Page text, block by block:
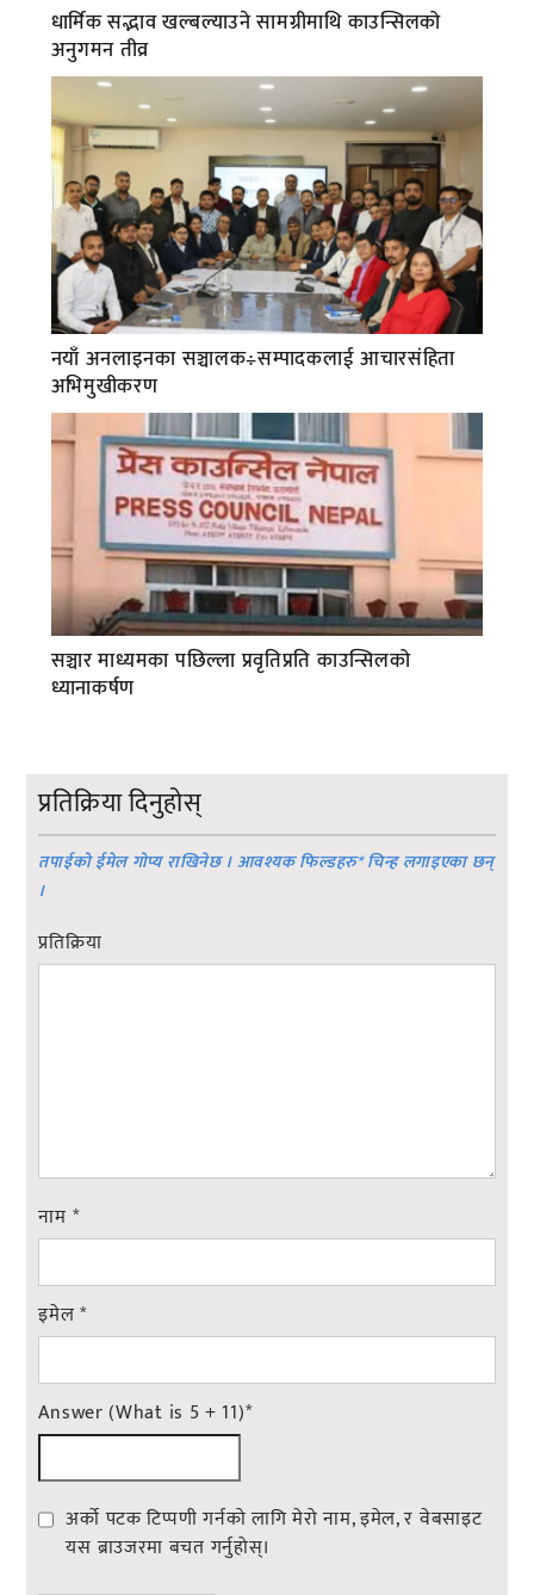
धार्मिक सद्भाव खल्बल्याउने सामग्रीमाथि काउन्सिलको
अनुगमन तीव्र
नयाँ अनलाइनका सञ्चालक÷सम्पादकलाई आचारसंहिता
अभिमुखीकरण
सञ्चार माध्यमका पछिल्ला प्रवृतिप्रति काउन्सिलको
ध्यानाकर्षण
प्रतिक्रिया दिनुहोस्
तपाईको ईमेल गोप्य राखिनेछ । आवश्यक फिल्डहरु*चिन्ह लगाइएका छन्
।
प्रतिक्रिया
नाम *
इमेल*
Answer (What is 5 + 11)*
अर्को पटक टिप्पणी गर्नको लागि मेरो नाम, इमेल, र वेबसाइट
यस ब्राउजरमा बचत गर्नुहोस्।